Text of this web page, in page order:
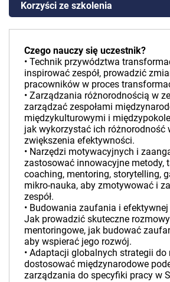
Korzyści ze szkolenia
Czego nauczy się uczestnik?
• Technik przywództwa
inspirować zespół, prowadzić
pracowników w proces
• Zarządzania różnorodnością w
zarządzać zespołami
międzykulturowymi i
jak wykorzystać ich różnorodność
zwiększenia efektywności.
• Narzędzi motywacyjnych i
zastosować innowacyjne metody,
coaching, mentoring, storytelling,
mikro-nauka, aby zmotywować i
zespół.
• Budowania zaufania i
Jak prowadzić skuteczne
mentoringowe, jak budować
aby wspierać jego rozwój.
• Adaptacji globalnych strategii do
dostosować międzynarodowe
zarządzania do specyfiki pracy w